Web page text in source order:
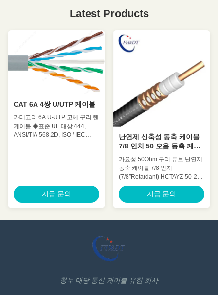
Latest Products
CAT 6A 4쌍 U/UTP 케이블
카테고리 6A U-UTP 고체 구리 랜
케이블 ◆표준 UL 대상 444,
ANSI/TIA 568.2D, ISO / IEC
특징 ◆기계적 특성 작동 온도
-20~75°C 최대 당기력 110N 최
소 굽기 반지름 8 과다 복용 화염
LSZH:CPR-B2ca/Cca/Dca...
지금 문의
난연제 신축성 동축 케이블
7/8 인치 50 오옴 동축 케이
블
가요성 50Ohm 구리 튜브 난연제
동축 케이블 7/8 인치
(7/8″Retardant) HCTAYZ-50-22
빠른 세부 사항 : 낮은 감약 낮은
전압 정재파비, 고 팽장 고전력 등
급 우수한 환경 성과 우수한 기계
: 공급 장치는 함수는 고주파 에너
왜곡, 저손실, 강한 대항 간섭 능
의해 받아들인 신호를 효과적으
지금 문의
청두 대당 통신 케이블 유한 회사